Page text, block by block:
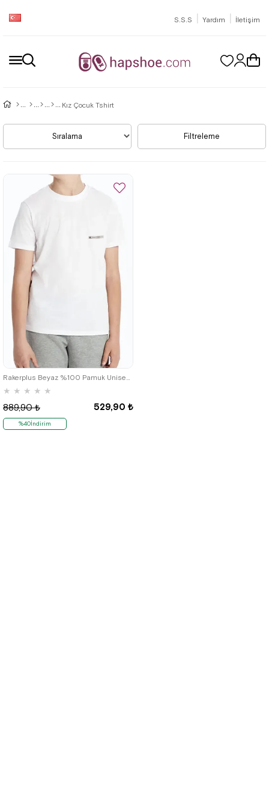
S.S.S | Yardım | İletişim
Kız Çocuk Tshirt
Filtreleme
Sıralama
Rakerplus Beyaz %100 Pamuk Unisex Kısa Kollu Çocuk Tişört
★ ★ ★ ★ ★
529,90 ₺
889,90 ₺
%40İndirim